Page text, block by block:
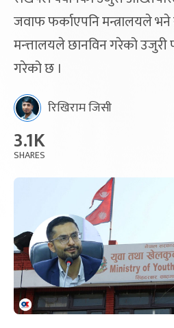
जवाफ फर्काएपनि मन्त्रालयले
मन्त्तालयले छानविन गरेको
गरेको छ ।
रिखिराम जिसी
3.1K
SHARES